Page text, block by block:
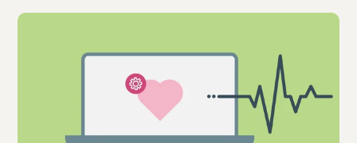
Våra case